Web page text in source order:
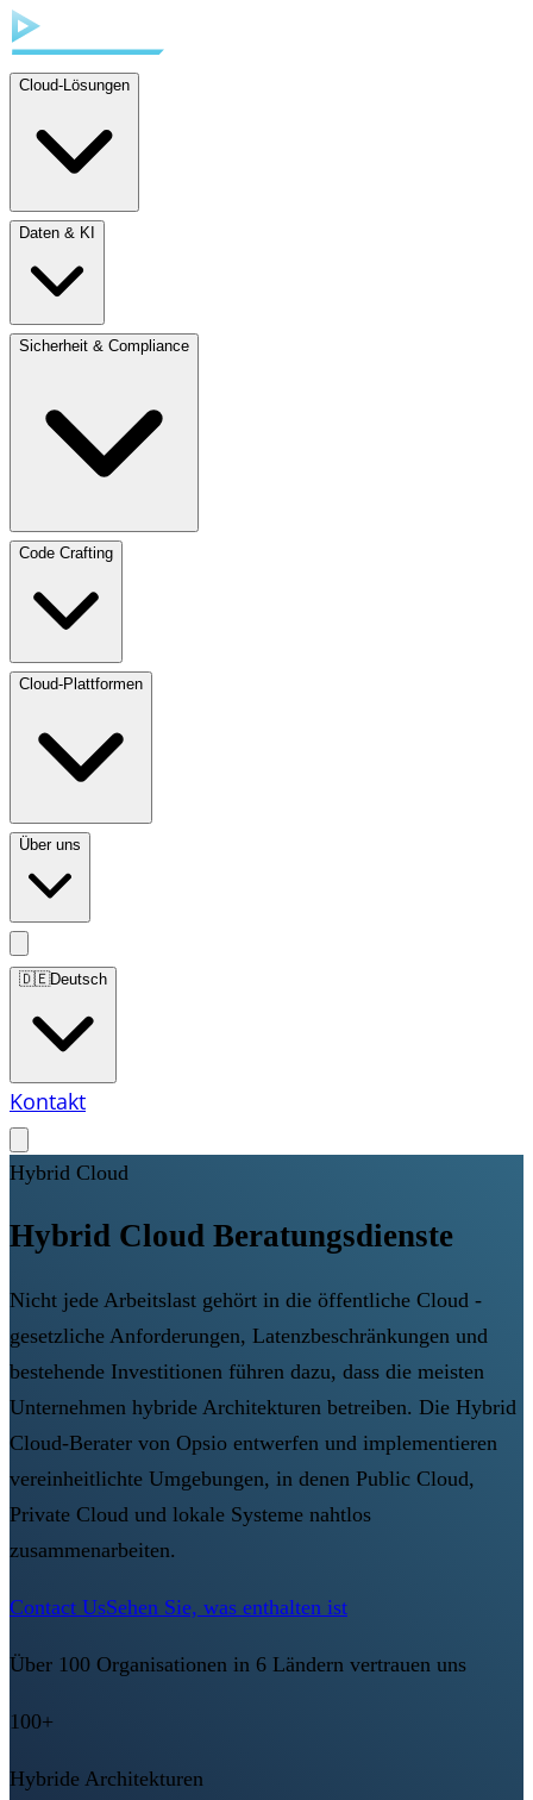
Cloud-Lösungen
Daten & KI
Sicherheit & Compliance
Code Crafting
Cloud-Plattformen
Über uns
🇩🇪Deutsch
Kontakt
Hybrid Cloud
Hybrid Cloud Beratungsdienste
Nicht jede Arbeitslast gehört in die öffentliche Cloud -
gesetzliche Anforderungen, Latenzbeschränkungen und
bestehende Investitionen führen dazu, dass die meisten
Unternehmen hybride Architekturen betreiben. Die Hybrid
Cloud-Berater von Opsio entwerfen und implementieren
vereinheitlichte Umgebungen, in denen Public Cloud,
Private Cloud und lokale Systeme nahtlos
zusammenarbeiten.
Contact UsSehen Sie, was enthalten ist
Über 100 Organisationen in 6 Ländern vertrauen uns
100+
Hybride Architekturen